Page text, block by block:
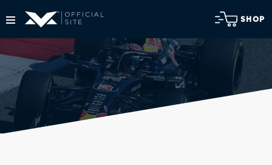
SHOP